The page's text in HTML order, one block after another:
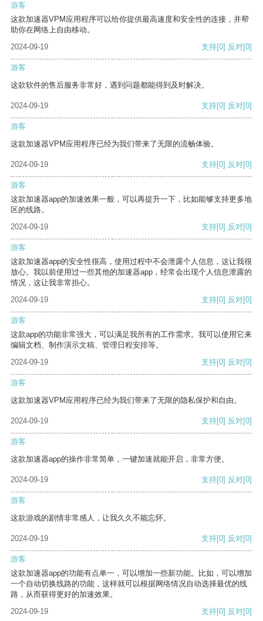
游客
这款加速器VPM应用程序可以给你提供最高速度和安全性的连接，并帮
助你在网络上自由移动。
2024-09-19
支持[0] 反对[0]
游客
这款软件的售后服务非常好，遇到问题都能得到及时解决。
2024-09-19 支持[0] 反对[0]
游客
这款加速器VPM应用程序已经为我们带来了无限的流畅体验。
2024-09-19 支持[0] 反对[0]
游客
这款加速器app的加速效果一般，可以再提升一下，比如能够支持更多地
区的线路。
2024-09-19
支持[0] 反对[0]
游客
这款加速器app的安全性很高，使用过程中不会泄露个人信息，这让我很
放心。我以前使用过一些其他的加速器app，经常会出现个人信息泄露的
情况，这让我非常担心。
2024-09-19
支持[0] 反对[0]
游客
这款app的功能非常强大，可以满足我所有的工作需求。我可以使用它来
编辑文档、制作演示文稿、管理日程安排等。
2024-09-19
支持[0] 反对[0]
游客
这款加速器VPM应用程序已经为我们带来了无限的隐私保护和自由。
2024-09-19 支持[0] 反对[0]
游客
这款加速器app的操作非常简单，一键加速就能开启，非常方便。
2024-09-19 支持[0] 反对[0]
游客
这款游戏的剧情非常感人，让我久久不能忘怀。
2024-09-19 支持[0] 反对[0]
游客
这款加速器app的功能有点单一，可以增加一些新功能。比如，可以增加
一个自动切换线路的功能，这样就可以根据网络情况自动选择最优的线
路，从而获得更好的加速效果。
2024-09-19
支持[0] 反对[0]